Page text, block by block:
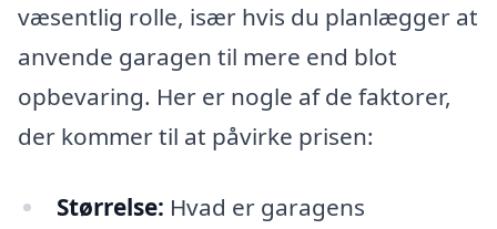
væsentlig rolle, især hvis du planlægger at
anvende garagen til mere end blot
opbevaring. Her er nogle af de faktorer,
der kommer til at påvirke prisen:
Størrelse: Hvad er garagens